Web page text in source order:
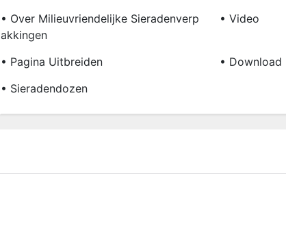
• Over Milieuvriendelijke Sieradenverp
Akkingen
• Video
• Pagina Uitbreiden • Download
• Sieradendozen